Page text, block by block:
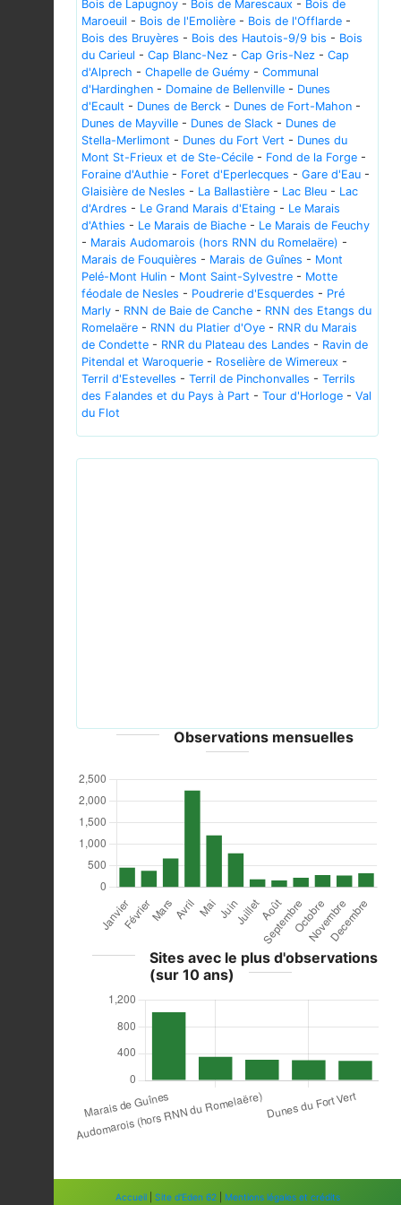
Bois de Lapugnoy - Bois de Marescaux - Bois de
Maroeuil - Bois de l'Emolière - Bois de l'Offlarde -
Bois des Bruyères - Bois des Hautois-9/9 bis - Bois
du Carieul - Cap Blanc-Nez - Cap Gris-Nez - Cap
d'Alprech - Chapelle de Guémy - Communal
d'Hardinghen - Domaine de Bellenville - Dunes
d'Ecault - Dunes de Berck - Dunes de Fort-Mahon -
Dunes de Mayville - Dunes de Slack - Dunes de
Stella-Merlimont - Dunes du Fort Vert - Dunes du
Mont St-Frieux et de Ste-Cécile - Fond de la Forge -
Foraine d'Authie - Foret d'Eperlecques - Gare d'Eau -
Glaisière de Nesles - La Ballastière - Lac Bleu - Lac
d'Ardres - Le Grand Marais d'Etaing - Le Marais
d'Athies - Le Marais de Biache - Le Marais de Feuchy
- Marais Audomarois (hors RNN du Romelaëre) -
Marais de Fouquières - Marais de Guînes - Mont
Pelé-Mont Hulin - Mont Saint-Sylvestre - Motte
féodale de Nesles - Poudrerie d'Esquerdes - Pré
Marly - RNN de Baie de Canche - RNN des Etangs du
Romelaëre - RNN du Platier d'Oye - RNR du Marais
de Condette - RNR du Plateau des Landes - Ravin de
Pitendal et Waroquerie - Roselière de Wimereux -
Terril d'Estevelles - Terril de Pinchonvalles - Terrils
des Falandes et du Pays à Part - Tour d'Horloge - Val
du Flot
Observations mensuelles
Sites avec le plus d'observations
(sur 10 ans)
Accueil| Site d'Eden 62| Mentions légales et crédits